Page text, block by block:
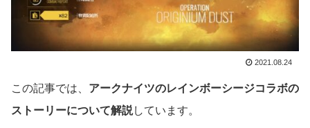
2021.08.24
この記事では、 アークナイツのレインボーシージコラボの
ストーリーについて解説しています。